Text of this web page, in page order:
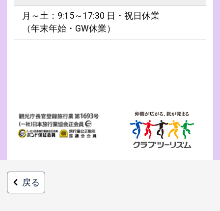
月～土：9:15～17:30 日・祝日休業
（年末年始・GW休業）
戻る